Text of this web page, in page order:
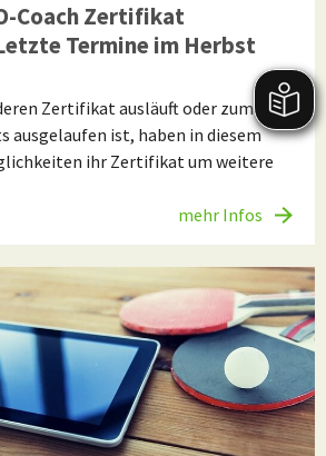
Coach Zertifikat
Termine im Herbst
Zertifikat ausläuft oder zum 1.
ausgelaufen ist, haben in diesem
ihr Zertifikat um weitere
mehr Infos